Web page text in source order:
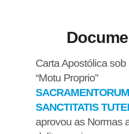
Carta Apostólica
“Motu Proprio”
SACRAMENTORUM
SANCTITATIS
aprovou as Normas